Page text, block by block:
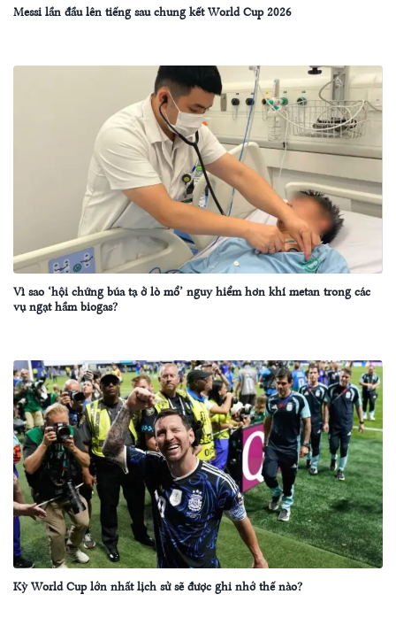
Messi lần đầu lên tiếng sau chung kết World Cup 2026
Vì sao ‘hội chứng búa tạ ở lò mổ’ nguy hiểm hơn khí metan trong các
vụ ngạt hầm biogas?
Kỳ World Cup lớn nhất lịch sử sẽ được ghi nhớ thế nào?